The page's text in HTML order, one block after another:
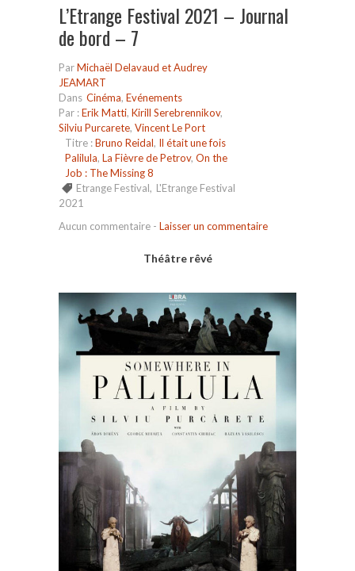
L’Etrange Festival 2021 – Journal
de bord – 7
ParMichaël Delavaud et Audrey
JEAMART
Dans Cinéma, Evénements
Par :Erik Matti, Kirill Serebrennikov,
Silviu Purcarete, Vincent Le Port
Titre :Bruno Reidal, Il était une fois
Palilula, La Fièvre de Petrov, On the
Job : The Missing 8
Etrange Festival, L'Etrange Festival
2021
Aucun commentaire - Laisser un commentaire
Théâtre rêvé